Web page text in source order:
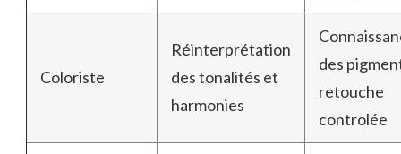
Coloriste
Réinterprétation
des tonalités et
harmonies
des
retouche
controlée